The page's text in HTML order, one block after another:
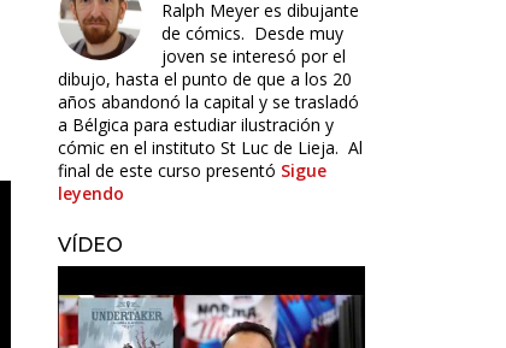
Ralph Meyer es dibujante
de cómics. Desde muy
joven se interesó por el
dibujo, hasta el punto de que a los 20
años abandonó la capital y se trasladó
a Bélgica para estudiar ilustración y
cómic en el instituto St Luc de Lieja. Al
final de este curso presentó Sigue
leyendo
VÍDEO